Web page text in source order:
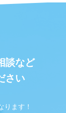
談など
さい
ります！